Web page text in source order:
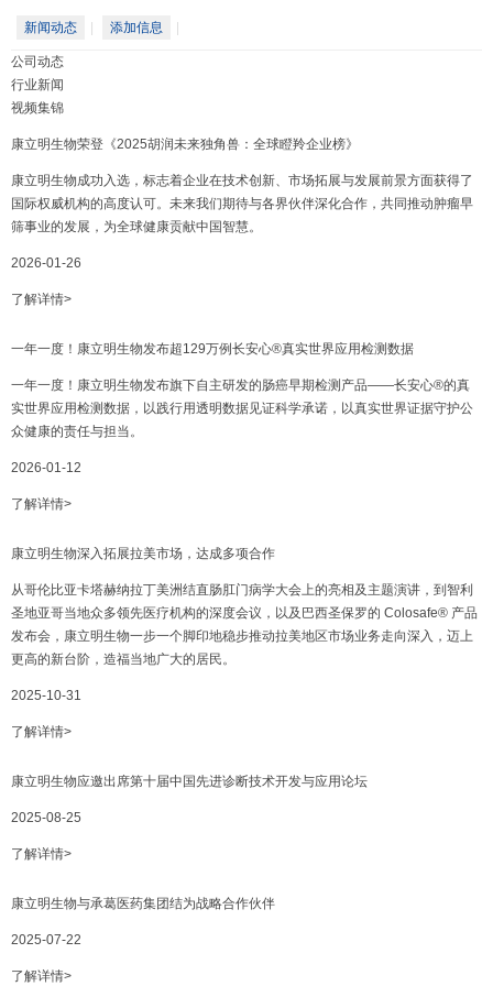
新闻动态 添加信息
公司动态
行业新闻
视频集锦
康立明生物荣登《2025胡润未来独角兽：全球瞪羚企业榜》
康立明生物成功入选，标志着企业在技术创新、市场拓展与发展前景方面获得了
国际权威机构的高度认可。未来我们期待与各界伙伴深化合作，共同推动肿瘤早
筛事业的发展，为全球健康贡献中国智慧。
2026-01-26
了解详情>
一年一度！康立明生物发布超129万例长安心®真实世界应用检测数据
一年一度！康立明生物发布旗下自主研发的肠癌早期检测产品——长安心®的真
实世界应用检测数据，以践行用透明数据见证科学承诺，以真实世界证据守护公
众健康的责任与担当。
2026-01-12
了解详情>
康立明生物深入拓展拉美市场，达成多项合作
从哥伦比亚卡塔赫纳拉丁美洲结直肠肛门病学大会上的亮相及主题演讲，到智利
圣地亚哥当地众多领先医疗机构的深度会议，以及巴西圣保罗的 Colosafe® 产品
发布会，康立明生物一步一个脚印地稳步推动拉美地区市场业务走向深入，迈上
更高的新台阶，造福当地广大的居民。
2025-10-31
了解详情>
康立明生物应邀出席第十届中国先进诊断技术开发与应用论坛
2025-08-25
了解详情>
康立明生物与承葛医药集团结为战略合作伙伴
2025-07-22
了解详情>